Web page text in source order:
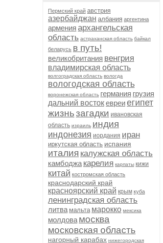
Пермский край австрия
азербайджан албания аргентина
армения архангельская
область астраханская область байкал
беларусь в путь!
великобритания венгрия
владимирская область
волгоградская область вологда
вологодская область
воронежская область германия грузия
дальний востокевреиегипет
жизньзагадки ивановская
область израиль индия
индонезия иордания иран
иркутская область испания
италия калужская область
камбоджа карелия карпаты кижи
китай костромская область
краснодарский край
красноярский край крым куба
ленинградская область
литва мальта марокко мексика
молдова москва
московская область
нагорный карабах нижегородская